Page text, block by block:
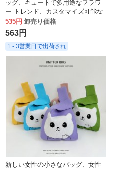
ッグ、キュートで多用途なフラワ
ー トレンド、カスタマイズ可能な
ギフト ハンドバッグ
535円 卸売り価格
563円
1 - 3営業日で出荷され
新しい女性の小さなバッグ、女性